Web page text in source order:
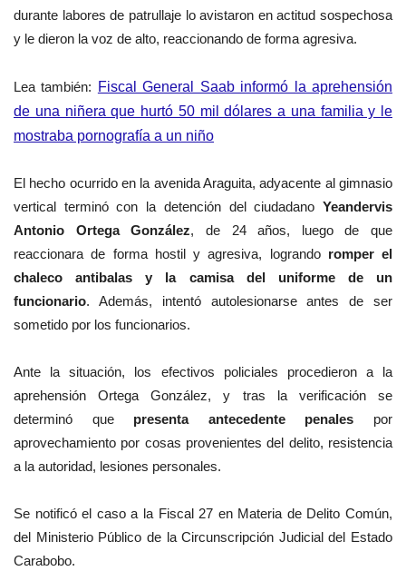
durante labores de patrullaje loavistaron en actitud sospechosa
y le dieron la voz de alto, reaccionando de forma agresiva.
Lea también: Fiscal General Saab informó la aprehensión
de una niñera que hurtó 50 mil dólares a una familia y le
mostraba pornografía a un niño
El hecho ocurrido en la avenidaAraguita, adyacente al gimnasio
vertical terminó con la detención del ciudadano Yeandervis
Antonio Ortega González, de 24 años, luego de que
reaccionara de forma hostil y agresiva, lograndoromper el
chaleco antibalas y la camisa del uniforme de un
funcionario. Además, intentó autolesionarse antes de ser
sometido por los funcionarios.
Ante la situación, los efectivos policiales procedieron a la
aprehensión Ortega González, y tras la verificación se
determinó que presenta antecedente penales por
aprovechamiento por cosas provenientes del delito, resistencia
a la autoridad, lesiones personales.
Se notificó el caso a la Fiscal 27 en Materia de Delito Común,
del Ministerio Público de la Circunscripción Judicial del Estado
Carabobo.